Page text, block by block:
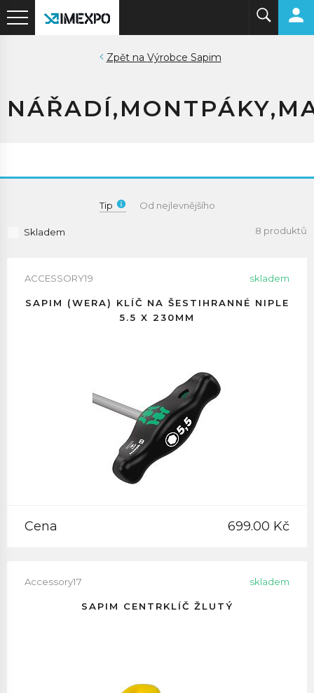
Výrobce Sapim
Tip Od nejlevnějšího
Skladem 8 produktů
ACCESSORY19 skladem
SAPIM (WERA) KLÍČ NA ŠESTIHRANNÉ NIPLE
5.5 X 230MM
Cena 699.00 Kč
Accessory17 skladem
SAPIM CENTRKLÍČ ŽLUTÝ